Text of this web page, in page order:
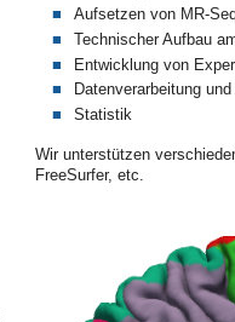
Aufsetzen von MR-
Technischer Aufbau
Entwicklung von
Datenverarbeitung
Statistik
Wir unterstützen
FreeSurfer, etc.